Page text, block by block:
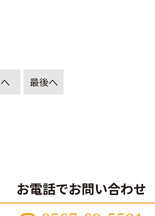
最後へ
お電話でお問い合わせ